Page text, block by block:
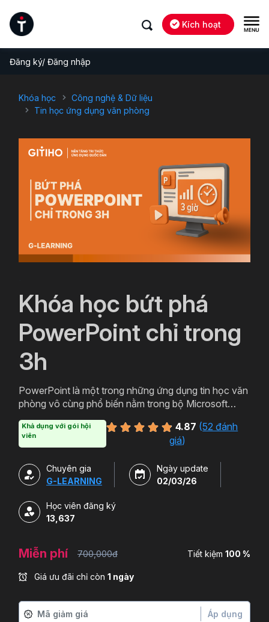
Kích hoạt
Đăng ký/ Đăng nhập
Khóa học
Công nghệ & Dữ liệu
Tin học ứng dụng văn phòng
Khóa học bứt phá
PowerPoint chỉ trong
3h
PowerPoint là một trong những ứng dụng tin học văn
phòng vô cùng phổ biến nằm trong bộ Microsoft
định dạng và kiểu khác nhau tạo sự hấp dẫn cho
slide. Tham gia khóa học sẽ giúp bạn tạo ra các bản
một cách hấp dẫn và sinh động hơn. Chỉ với hơn 3h
học powerpoint miễn phí cùng Gitiho bạn sẽ có thể
học.
Khả dụng với gói hội
viên
4.87 (52 đánh
giá)
Chuyên gia
G-LEARNING
Ngày update
02/03/26
Học viên đăng ký
13,637
Miễn phí 700,000đ Tiết kiệm 100 %
Giá ưu đãi chỉ còn 1 ngày
Áp dụng